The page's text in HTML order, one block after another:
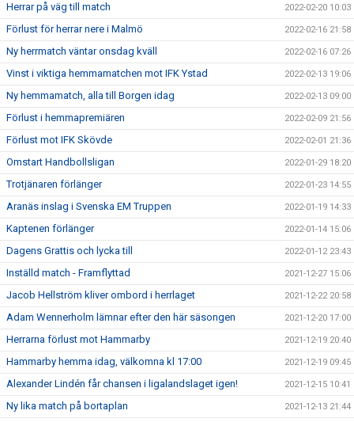
Herrar på väg till match 2022-02-20 10:03
Förlust för herrar nere i Malmö 2022-02-16 21:58
Ny herrmatch väntar onsdag kväll 2022-02-16 07:26
Vinst i viktiga hemmamatchen mot IFK Ystad 2022-02-13 19:06
Ny hemmamatch, alla till Borgen idag 2022-02-13 09:00
Förlust i hemmapremiären 2022-02-09 21:56
Förlust mot IFK Skövde 2022-02-01 21:36
Omstart Handbollsligan 2022-01-29 18:20
Trotjänaren förlänger 2022-01-23 14:55
Aranäs inslag i Svenska EM Truppen 2022-01-19 14:33
Kaptenen förlänger 2022-01-14 15:06
Dagens Grattis och lycka till 2022-01-12 23:43
Inställd match - Framflyttad 2021-12-27 15:06
Jacob Hellström kliver ombord i herrlaget 2021-12-22 20:58
Adam Wennerholm lämnar efter den här säsongen 2021-12-20 17:00
Herrarna förlust mot Hammarby 2021-12-19 20:40
Hammarby hemma idag, välkomna kl 17:00 2021-12-19 09:45
Alexander Lindén får chansen i ligalandslaget igen! 2021-12-15 10:41
Ny lika match på bortaplan 2021-12-13 21:44